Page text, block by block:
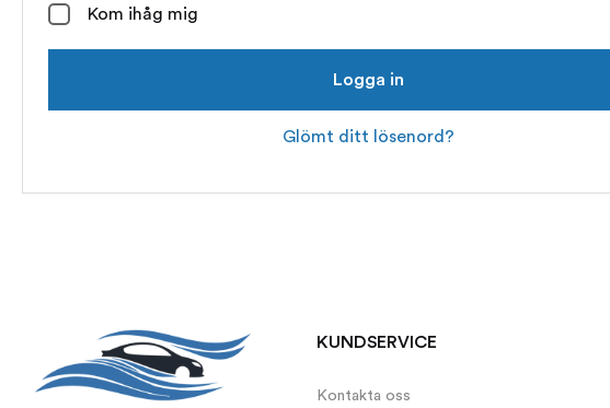
Kom ihåg mig
Logga in
Glömt ditt lösenord?
KUNDSERVICE
Kontakta oss